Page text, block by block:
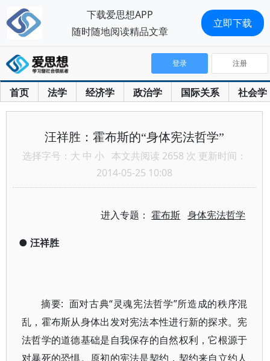
首页 法学 经济学 政治学 国际关系 社会学
登录 注册
汪祥胜：霍布斯的“身体宪法哲学”
选择字号： 大 中 小 本文共阅读 2658 次 更新时间：
2014-05-25 10:08
进入专题：霍布斯 身体宪法哲学
● 汪祥胜
摘要: 面对古典“灵魂宪法哲学”所造成的秩序混
乱，霍布斯从身体出发对宪法本性进行新的探求。宪
法哲学的道德基础是自我保存的自然权利，它根源于
对暴死的恐惧。原初的宪法是契约，契约来自立约人
下载爱思想APP
随时随地阅读精品文章
立即下载